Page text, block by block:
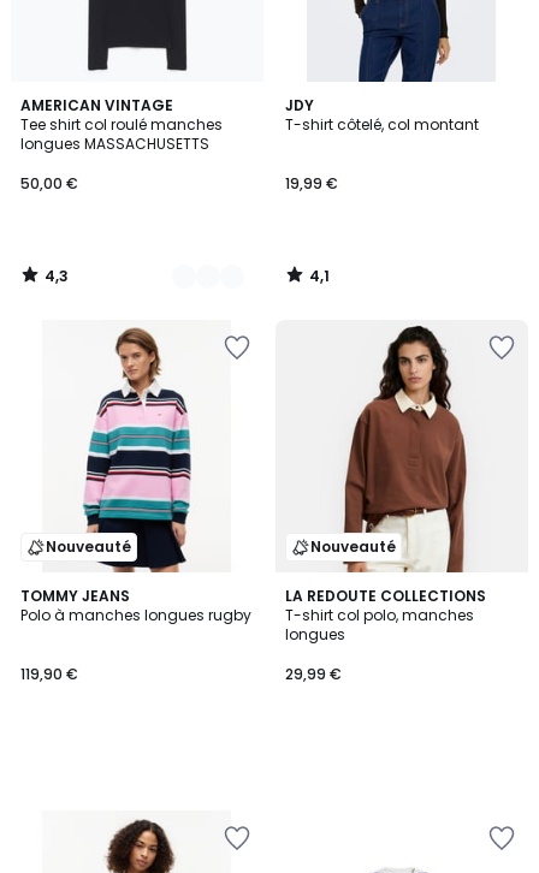
AMERICAN VINTAGE
Tee shirt col roulé manches
longues MASSACHUSETTS
50,00 €
4,3
/ 5
2
Couleurs
4,3
/
JDY
T-shirt côtelé, col montant
19,99 €
4,1
/ 5
4,1
/
Nouveauté
TOMMY JEANS
Polo à manches longues rugby
119,90 €
Nouveauté
LA REDOUTE COLLECTIONS
T-shirt col polo, manches
longues
29,99 €